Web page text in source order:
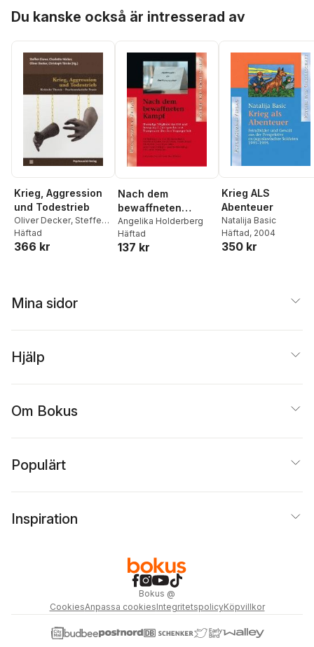
Du kanske också är intresserad av
Krieg, Aggression
und Todestrieb
Oliver Decker, Steffen
Elsner,
Höcker,Christoph
Häftad
366 kr
Nach dem
bewaffneten
Kampf
Angelika Holderberg
Häftad
137 kr
Krieg ALS
Abenteuer
Natalija Basic
Häftad, 2004
350 kr
Mina sidor
Hjälp
Om Bokus
Populärt
Inspiration
Bokus @
CookiesAnpassa cookiesIntegritetspolicyKöpvillkor